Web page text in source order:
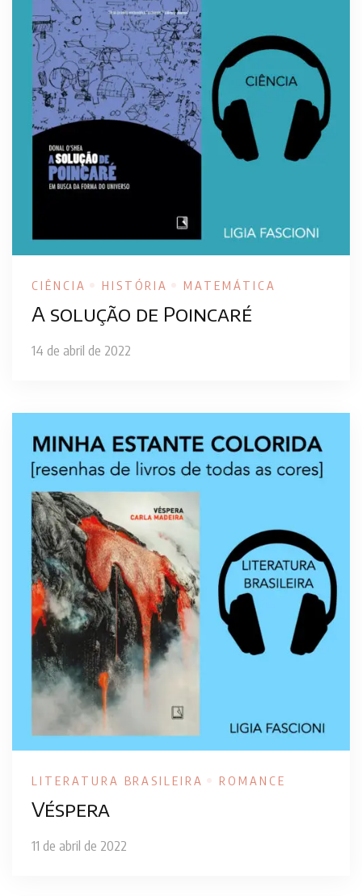
CIÊNCIA HISTÓRIA MATEMÁTICA
A solução de Poincaré
14 de abril de 2022
LITERATURA BRASILEIRA ROMANCE
Véspera
11 de abril de 2022